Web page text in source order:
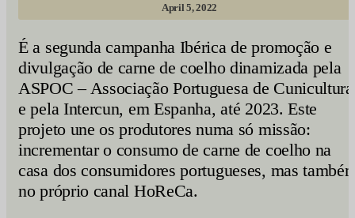
April 5, 2022
É a segunda campanha Ibérica de promoção e
divulgação de carne de coelho dinamizada pela
ASPOC – Associação Portuguesa de Cunicultura
e pela Intercun, em Espanha, até 2023. Este
projeto une os produtores numa só missão:
incrementar o consumo de carne de coelho na
casa dos consumidores portugueses, mas
no próprio canal HoReCa.